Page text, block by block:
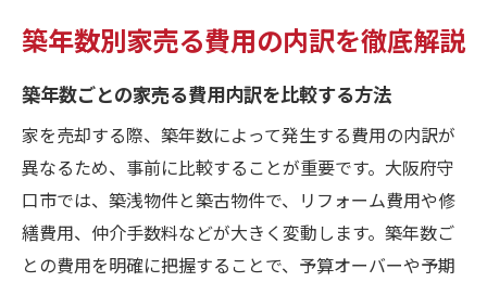
築年数別家売る費用の内訳を徹底解説
築年数ごとの家売る費用内訳を比較する方法
家を売却する際、築年数によって発生する費用の内訳が
異なるため、事前に比較することが重要です。大阪府守
口市では、築浅物件と築古物件で、リフォーム費用や修
繕費用、仲介手数料などが大きく変動します。築年数ご
との費用を明確に把握することで、予算オーバーや予期